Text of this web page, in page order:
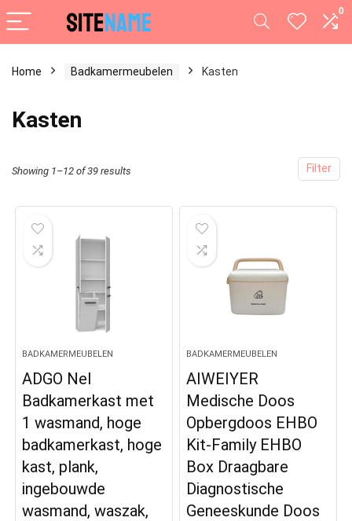
0
Home Badkamermeubelen Kasten
Kasten
Filter
Showing 1–12 of 39 results
BADKAMERMEUBELEN
ADGO Nel
Badkamerkast met
1 wasmand, hoge
badkamerkast, hoge
kast, plank,
ingebouwde
wasmand, waszak,
BADKAMERMEUBELEN
AIWEIYER
Medische Doos
Opbergdoos EHBO
Kit-Family EHBO
Box Draagbare
Diagnostische
Geneeskunde Doos